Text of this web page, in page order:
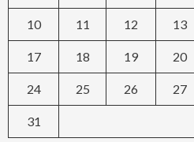
10 11 12 13
17 18 19 20
24 25 26 27
31